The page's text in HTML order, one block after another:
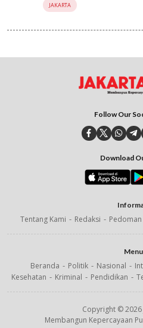
JAKARTA
Follow Our
Download
Tentang Kami Redaksi
Menu
Beranda Politik Nasional
Kesehatan
Kriminal Pendidikan
Copyright © 2026
Membangun Kepercayaan